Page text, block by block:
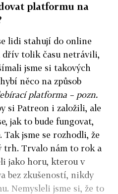
platformu na
lidi stahují do online
tolik času netrávili,
jsme si takových
něco na způsob
platforma – pozn.
si Patreon i založili, ale
jak to bude fungovat,
Tak jsme se rozhodli, že
trh. Trvalo nám to rok a
jako horu, kterou v
bez zkušeností, nikdy
Nemysleli jsme si, že to